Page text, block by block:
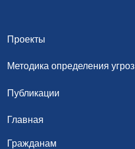
Проекты
Методика определения угроз
Публикации
Главная
Гражданам